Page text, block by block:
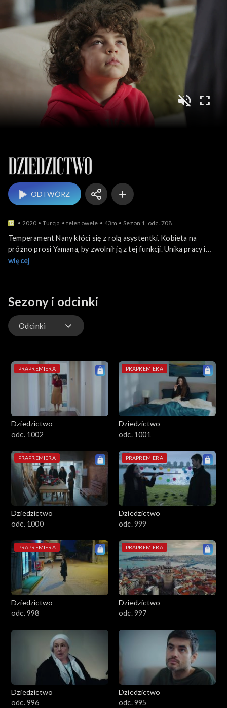
Dziedzictwo
ODTWÓRZ
2020 Turcja telenowele 43m Sezon 1, odc. 708
Temperament Nany kłóci się z rolą asystentki. Kobieta na
próżno prosi Yamana, by zwolnił ją z tej funkcji. Unika pracy i
bierze leki nasenne, by szybko skończyć feralny dzień. Zasypia
więcej
Sezony i odcinki
Odcinki
PRAPREMIERA
Dziedzictwo
odc. 1002
PRAPREMIERA
Dziedzictwo
odc. 1001
PRAPREMIERA
Dziedzictwo
odc. 1000
PRAPREMIERA
Dziedzictwo
odc. 999
PRAPREMIERA
Dziedzictwo
odc. 998
PRAPREMIERA
Dziedzictwo
odc. 997
Dziedzictwo
odc. 996
Dziedzictwo
odc. 995